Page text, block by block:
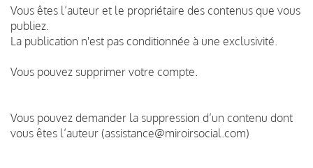
Vous êtes l’auteur et le propriétaire des contenus que vous
publiez.
La publication n'est pas conditionnée à une exclusivité.
Vous pouvez supprimer votre compte.
Vous pouvez demander la suppression d’un contenu dont
vous êtes l’auteur (assistance@miroirsocial.com)